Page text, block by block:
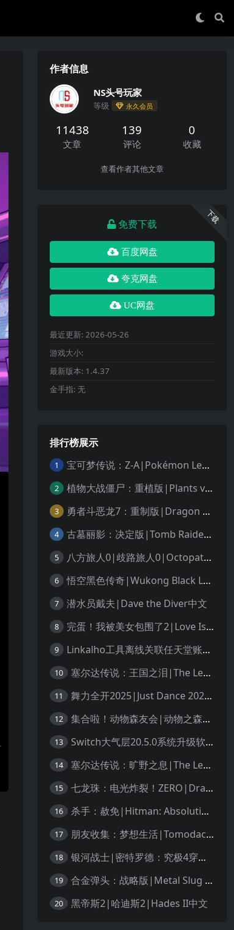
作者信息
NS头号玩家
等级 永久会员
11438
文章
139
评论
0
收藏
查看作者其他文章
下载
免费下载
百度网盘
夸克网盘
UC网盘
最近更新: 2026-05-26
游戏大小:
最新版本: 1.4.37
金手指: 无
排行榜展示
1 宝可梦传说：Z-A|Pokémon Legends: Z-A中文
2 植物大战僵尸：重植版|Plants vs. Zombies: Replanted中文
3 勇者斗恶龙7：重制版|Dragon Quest VII Reimagined中文
4 古墓丽影：决定版|Tomb Raider: Definitive Edition中文
5 八方旅人0|歧路旅人0|Octopath Traveler 0中文
6 悟空黑色传奇|Wukong Black Legend
7 潜水员戴夫|Dave the Diver中文
8 完蛋！我被美女包围了2|Love Is All Around 2中文
9 Linkalho工具离线关联任天堂账户教程
10 塞尔达传说：王国之泪|The Legend of Zelda: Tears of the Kingdom中文
11 舞力全开2025|Just Dance 2025中文
12 集合啦！动物森友会|动物之森|Animal Crossing: New Horizons中文
13 Switch大气层20.5.0系统升级软硬破通用教程
14 塞尔达传说：旷野之息|The Legend of Zelda: Breath of the Wild中文
15 七龙珠：电光炸裂！ZERO|Dragon Ball: Sparking! Zero中文
16 杀手：赦免|Hitman: Absolution汉化
17 朋友收集：梦想生活|Tomodachi Life: Living the Dream中文
18 银河战士|密特罗德：究极4穿越未知|Metroid Prime 4: Beyond中文
19 合金弹头：战略版|Metal Slug Tactics中文
20 黑帝斯2|哈迪斯2|Hades II中文